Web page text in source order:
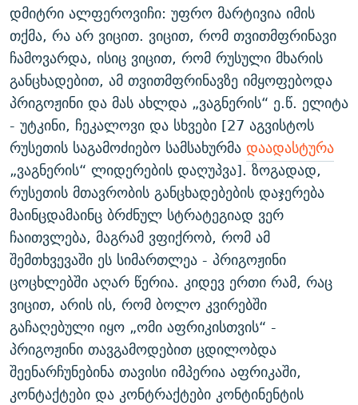
დმიტრი ალფეროვიჩი: უფრო მარტივია იმის
თქმა, რა არ ვიცით. ვიცით, რომ თვითმფრინავი
ჩამოვარდა, ისიც ვიცით, რომ რუსული მხარის
განცხადებით, ამ თვითმფრინავზე იმყოფებოდა
პრიგოჟინი და მას ახლდა „ვაგნერის“ ე.წ. ელიტა
- უტკინი, ჩეკალოვი და სხვები [27 აგვისტოს
რუსეთის საგამოძიებო სამსახურმადაადასტურა
„ვაგნერის“ ლიდერების დაღუპვა]. ზოგადად,
რუსეთის მთავრობის განცხადებების დაჯერება
მაინცდამაინც ბრძნულ სტრატეგიად ვერ
ჩაითვლება, მაგრამ ვფიქრობ, რომ ამ
შემთხვევაში ეს სიმართლეა - პრიგოჟინი
ცოცხლებში აღარ წერია. კიდევ ერთი რამ, რაც
ვიცით, არის ის, რომ ბოლო კვირებში
გაჩაღებული იყო „ომი აფრიკისთვის“ -
პრიგოჟინი თავგამოდებით ცდილობდა
შეენარჩუნებინა თავისი იმპერია აფრიკაში,
კონტაქტები და კონტრაქტები კონტინენტის